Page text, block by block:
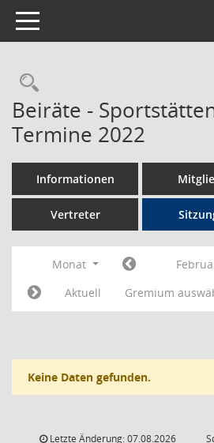
Toggle navigation
Rechercheauswahl
Beiräte -
Termine 2022
Informationen
Vertreter
Monat
Aktuell
Gremium
Keine Daten gefunden.
Letzte Änderung: 07.08.2026